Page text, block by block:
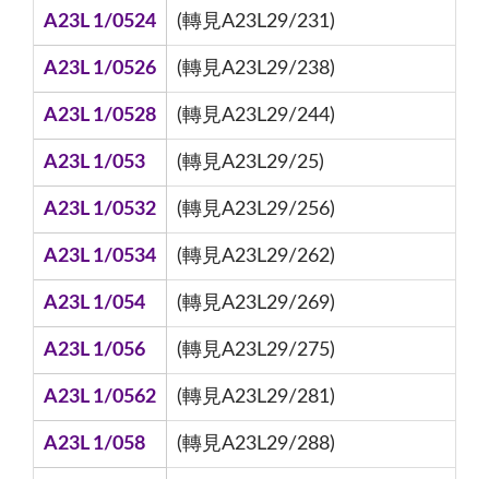
A23L 1/0524 (轉見A23L29/231)
A23L 1/0526 (轉見A23L29/238)
A23L 1/0528 (轉見A23L29/244)
A23L 1/053 (轉見A23L29/25)
A23L 1/0532 (轉見A23L29/256)
A23L 1/0534 (轉見A23L29/262)
A23L 1/054 (轉見A23L29/269)
A23L 1/056 (轉見A23L29/275)
A23L 1/0562 (轉見A23L29/281)
A23L 1/058 (轉見A23L29/288)